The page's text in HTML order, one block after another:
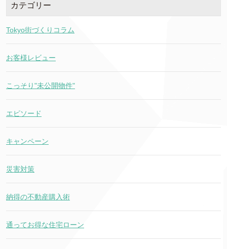
カテゴリー
Tokyo街づくりコラム
お客様レビュー
こっそり"未公開物件"
エピソード
キャンペーン
災害対策
納得の不動産購入術
通ってお得な住宅ローン